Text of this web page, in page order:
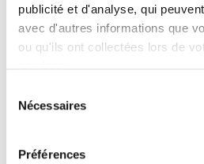
publicité et d'analyse, qui
avec d'autres informations que
ou qu'ils ont collectées lors de
services.
Nécessaires
Préférences
Catégorie:Turny Low Vehicle,
vidéo.